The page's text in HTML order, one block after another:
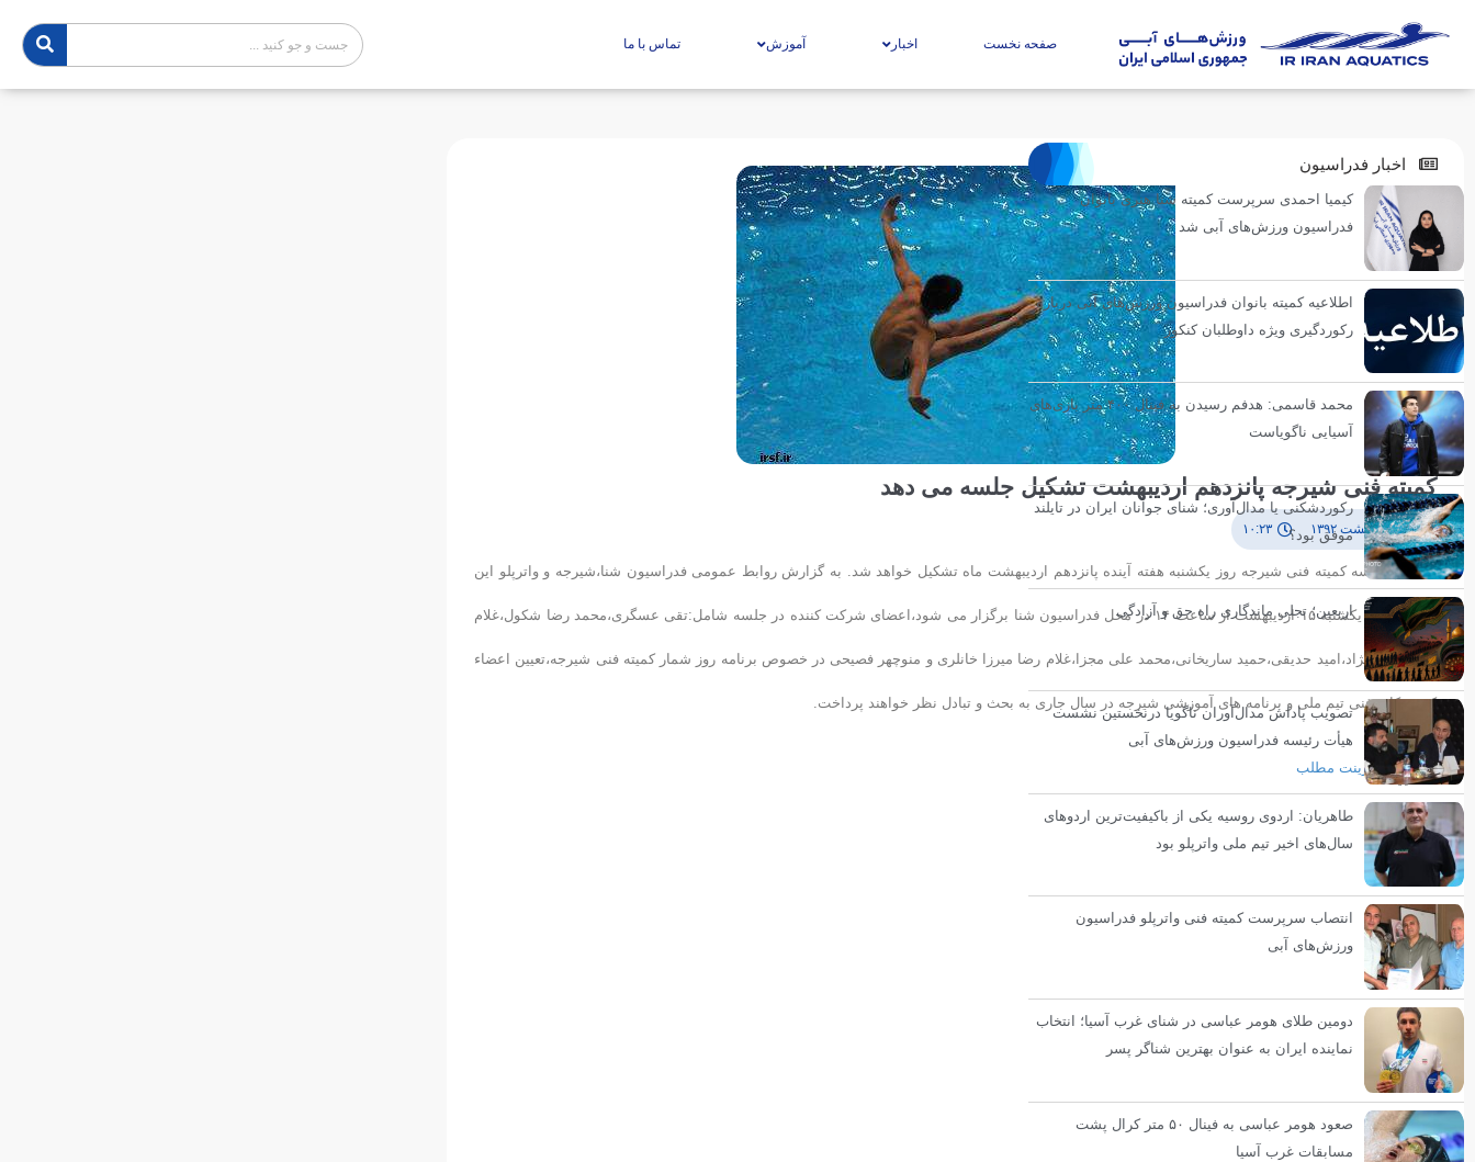
صفحه نخست اخبار آموزش تماس با ما
کمیته فنی شیرجه پانزدهم اردیبهشت تشکیل جلسه می دهد
۹ اردیبهشت ۱۳۹۲ ۱۰:۲۳
نخستین جلسه کمیته فنی شیرجه روز یکشنبه هفته آینده پانزدهم اردیبهشت ماه تشکیل خواهد شد. به گزارش روابط عمومی فدراسیون شنا،شیرجه و واترپلو این
نشست روز یکشنبه ١۵ اردیبهشت از ساعت ١۴ در محل فدراسیون شنا برگزار می شود،اعضای شرکت کننده در جلسه شامل:تقی عسگری،محمد رضا شکول،غلام
رضا خیبری نژاد،امید حدیقی،حمید ساریخانی،محمد علی مجزا،غلام رضا میرزا خانلری و منوچهر فصیحی در خصوص برنامه روز شمار کمیته فنی شیرجه،تعیین اعضاء
کمیته،کادر فنی تیم ملی و برنامه های آموزشی شیرجه در سال جاری به بحث و تبادل نظر خواهند پرداخت.
پرینت مطلب
اخبار فدراسیون
کیمیا احمدی سرپرست کمیته شنا هنری بانوان
فدراسیون ورزش‌های آبی شد
اطلاعیه کمیته بانوان فدراسیون ورزش‌های آبی درباره
رکوردگیری ویژه داوطلبان کنکور
محمد قاسمی: هدفم رسیدن به فینال ۴۰۰ متر بازی‌های
آسیایی ناگویاست
رکوردشکنی یا مدال‌آوری؛ شنای جوانان ایران در تایلند
موفق بود؟
اربعین؛ تجلی ماندگاری راه حق و آزادگی
تصویب پاداش مدال‌آوران ناگویا درنخستین نشست
هیأت رئیسه فدراسیون ورزش‌های آبی
طاهریان: اردوی روسیه یکی از باکیفیت‌ترین اردوهای
سال‌های اخیر تیم ملی واترپلو بود
انتصاب سرپرست کمیته فنی واترپلو فدراسیون
ورزش‌های آبی
دومین طلای هومر عباسی در شنای غرب آسیا؛ انتخاب
نماینده ایران به عنوان بهترین شناگر پسر
صعود هومر عباسی به فینال ۵۰ متر کرال پشت
مسابقات غرب آسیا